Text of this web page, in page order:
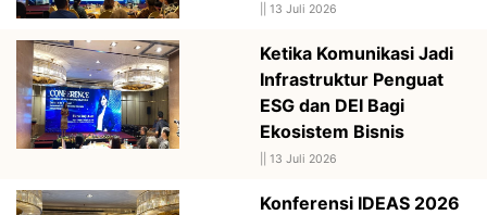
13 Juli 2026
Ketika Komunikasi Jadi
Infrastruktur Penguat
ESG dan DEI Bagi
Ekosistem Bisnis
13 Juli 2026
Konferensi IDEAS 2026